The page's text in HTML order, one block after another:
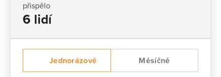
přispělo
6 lidí
Jednorázově Měsíčně